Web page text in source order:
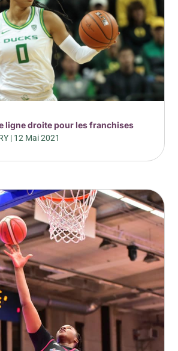
ligne droite pour les franchises
| 12 Mai 2021